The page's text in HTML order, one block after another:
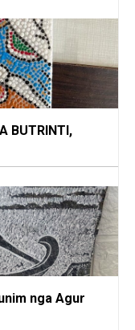
BUTRINTI,
nga Agur